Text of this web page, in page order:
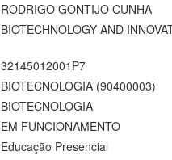
RODRIGO GONTIJO CUNHA
BIOTECHNOLOGY AND
32145012001P7
BIOTECNOLOGIA (90400003)
BIOTECNOLOGIA
EM FUNCIONAMENTO
Educação Presencial